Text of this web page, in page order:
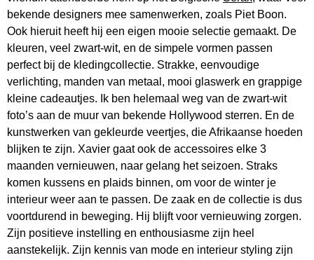
bekende designers mee samenwerken, zoals Piet Boon.
Ook hieruit heeft hij een eigen mooie selectie gemaakt. De
kleuren, veel zwart-wit, en de simpele vormen passen
perfect bij de kledingcollectie. Strakke, eenvoudige
verlichting, manden van metaal, mooi glaswerk en grappige
kleine cadeautjes. Ik ben helemaal weg van de zwart-wit
foto’s aan de muur van bekende Hollywood sterren. En de
kunstwerken van gekleurde veertjes, die Afrikaanse hoeden
blijken te zijn. Xavier gaat ook de accessoires elke 3
maanden vernieuwen, naar gelang het seizoen. Straks
komen kussens en plaids binnen, om voor de winter je
interieur weer aan te passen. De zaak en de collectie is dus
voortdurend in beweging. Hij blijft voor vernieuwing zorgen.
Zijn positieve instelling en enthousiasme zijn heel
aanstekelijk. Zijn kennis van mode en interieur styling zijn